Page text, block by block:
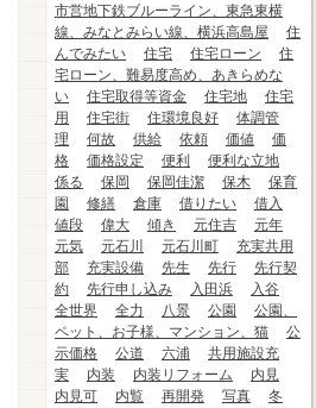
市営地下鉄ブルーライン、東急東横
線、みなとみらい線、横浜高島屋
住
んでみたい
住宅 住宅ローン
住
宅ローン、難易度高め、あきらめな
い
住宅取得等資金 住宅地
住宅
用
住宅街 住環境良好
体調管
理
何故 供給 依頼 価値
価
格
価格設定 便利
便利な立地
係る
保岡 保岡佳潔 保木
保育
園
修繕 倉庫 借りたい
借入
値段
偉大 傾き 元住吉
元年
元気
元石川 元石川町
充実共用
部
充実設備 先生 先行
先行契
約
先行申し込み 入田浜
入谷
全世界
全力 八景 公園
公園、
ペット、お子様、マンション、猫
公
示価格
公道 六浦
共用施設充
実
内装 内装リフォーム
内見
内見可
内覧 再開発 写真
冬